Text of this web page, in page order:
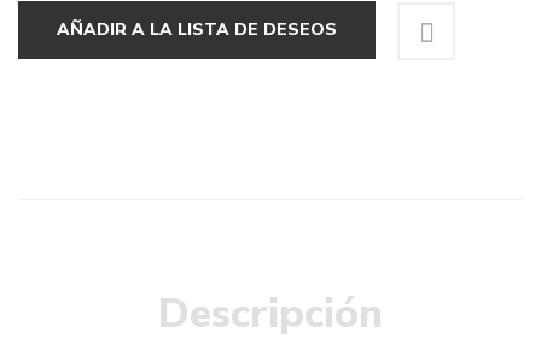
AÑADIR A LA LISTA DE DESEOS
Descripción